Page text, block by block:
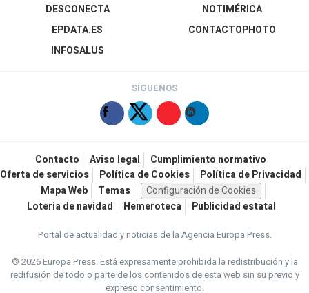
DESCONECTA
EPDATA.ES
INFOSALUS
NOTIMÉRICA
CONTACTOPHOTO
SÍGUENOS
Contacto Aviso legal
Cumplimiento normativo
Oferta de servicios
Política de Cookies
Política de Privacidad
Mapa Web
Temas
Configuración de Cookies
Loteria de navidad
Hemeroteca Publicidad estatal
Portal de actualidad y noticias de la Agencia Europa Press.
© 2026 Europa Press.Está expresamente prohibida la redistribución y la
redifusión de todo o parte de los contenidos de esta web sin su previo y
expreso consentimiento.